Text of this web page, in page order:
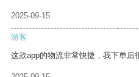
2025-09-15
游客
这款app的物流非常快捷，我下单后